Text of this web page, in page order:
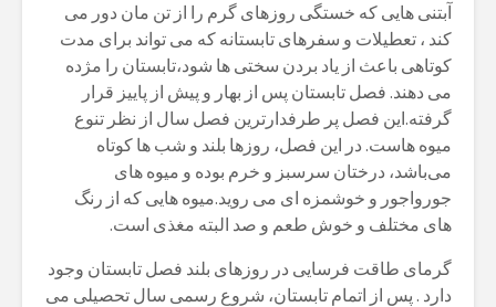
آبتنی هایی که خستگی روزهای گرم را از تن مان دور می
کند ، تعطیلات و سفرهای تابستانه که می تواند برای مدت
کوتاهی باعث از یاد بردن سختی ها شود،تابستان را مژده
می دهند. فصل تابستان پس از بهار و پیش از پاییز قرار
گرفته.این فصل پر طرفدارترین فصل سال از نظر تنوع
میوه هاست. در این فصل، روزها بلند و شب ها کوتاه
می‌باشد، درختان سرسبز و خرم بوده و میوه های
جورواجور و خوشمزه ای می روید.میوه هایی که از رنگ
های مختلف و خوش طعم و صد البته مغذی است.
گرمای طاقت فرسایی در روزهای بلند فصل تابستان وجود
دارد . پس از اتمام تابستان، شروع رسمی سال تحصیلی می